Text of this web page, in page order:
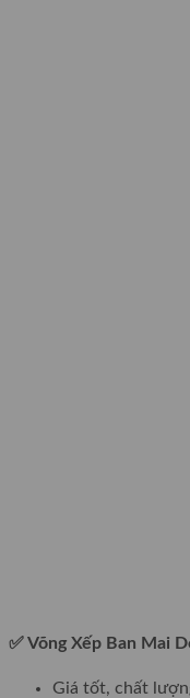
✅ Võng Xếp Ban Mai
Giá tốt, chất